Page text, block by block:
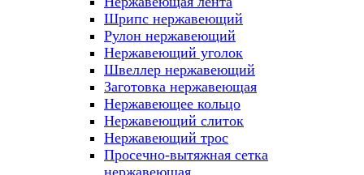
Шрипс нержавеющий
Рулон нержавеющий
Нержавеющий уголок
Швеллер нержавеющий
Заготовка нержавеющая
Нержавеющее кольцо
Нержавеющий слиток
Нержавеющий трос
Просечно-вытяжная сетка
нержавеющая